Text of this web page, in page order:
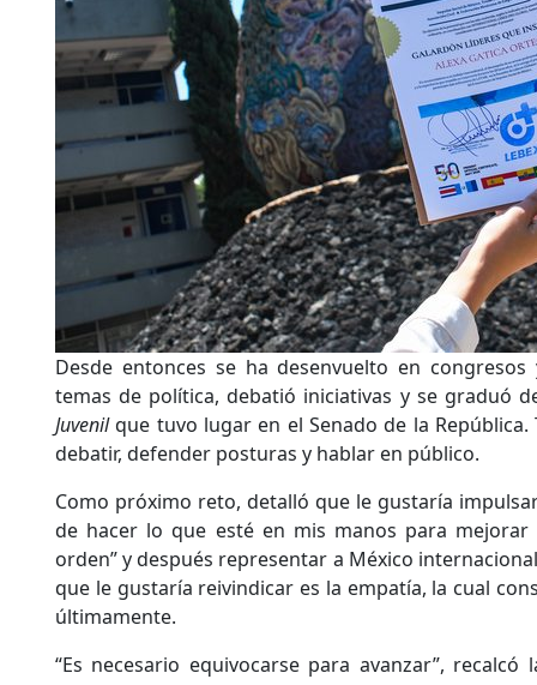
Desde entonces se ha desenvuelto en
temas de política, debatió iniciativas y se graduó
Juvenilque tuvo lugar en el Senado de la
debatir, defender posturas y hablar en público.
Como próximo reto, detalló que le gustaría
de hacer lo que esté en mis manos para
orden” y después representar a México
que le gustaría reivindicar es la empatía, la cual
últimamente.
“Es necesario equivocarse para avanzar”,